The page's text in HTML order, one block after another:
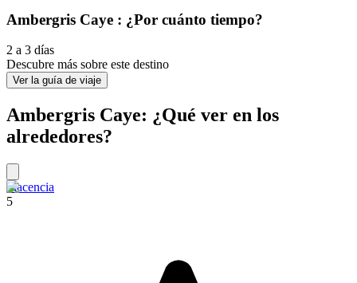
Ambergris Caye : ¿Por cuánto tiempo?
2 a 3 días
Descubre más sobre este destino
Ver la guía de viaje
Ambergris Caye: ¿Qué ver en los
alrededores?
Placencia
5